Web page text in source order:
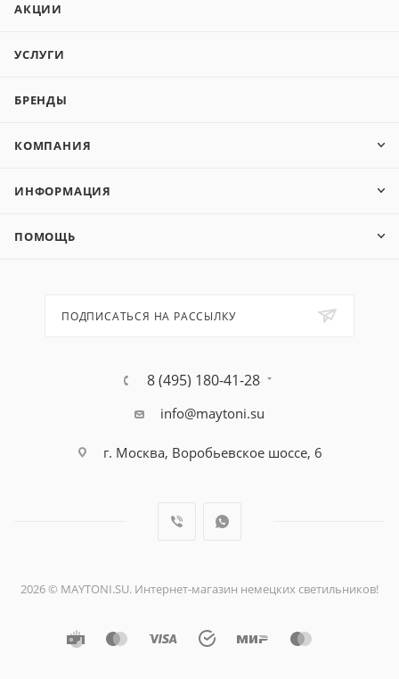
АКЦИИ
УСЛУГИ
БРЕНДЫ
КОМПАНИЯ
ИНФОРМАЦИЯ
ПОМОЩЬ
ПОДПИСАТЬСЯ НА РАССЫЛКУ
8 (495) 180-41-28
info@maytoni.su
г. Москва, Воробьевское шоссе, 6
2026 © MAYTONI.SU. Интернет-магазин немецких светильников!